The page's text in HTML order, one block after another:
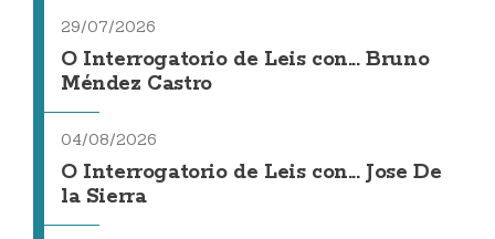
29/07/2026
O Interrogatorio de Leis con... Bruno
Méndez Castro
04/08/2026
O Interrogatorio de Leis con... Jose De
la Sierra